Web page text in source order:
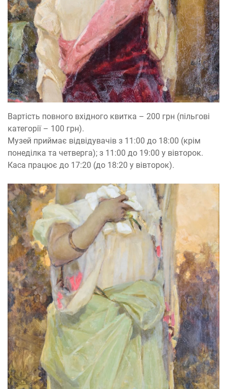
Вартість повного вхідного квитка – 200 грн (пільгові
категорії – 100 грн).
Музей приймає відвідувачів з 11:00 до 18:00 (крім
понеділка та четверга); з 11:00 до 19:00 у вівторок.
Каса працює до 17:20 (до 18:20 у вівторок).